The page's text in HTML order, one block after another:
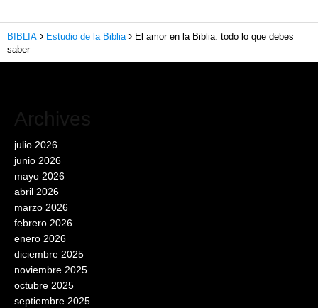
BIBLIA Estudio de la Biblia
El amor en la Biblia: todo lo que debes
saber
Archives
julio 2026
junio 2026
mayo 2026
abril 2026
marzo 2026
febrero 2026
enero 2026
diciembre 2025
noviembre 2025
octubre 2025
septiembre 2025